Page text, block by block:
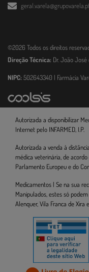
geral.varela@grupovarela.pt
©2026 Todos os direitos
Direção Técnica: Dr. João José
NIPC: 502643340 | Farmácia
Autorizada a disponibilizar
Internet pelo INFARMED, I.P.
Autorizada a venda à
médica veterinária, de
Parlamento Europeu e do
Medicamentos | Se na sua
Manipulados, estes só
Alenquer, Vila Franca de Xira